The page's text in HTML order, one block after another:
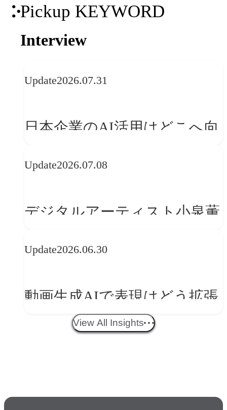
Pickup KEYWORD
Interview
Update2026.07.31
日本企業のAI活用はどこへ向
レンドに見る「人間中心」へ
Update2026.07.08
デジタルアーティスト小泉薫
ークフロー設計と「ノイズと
Update2026.06.30
動画生成AIで表現はどう拡張
する？映像ディレクター橋本
View All Insights